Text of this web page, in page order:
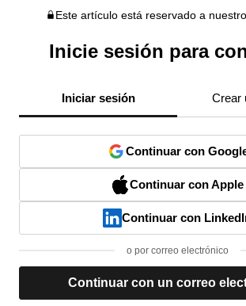
Este artículo está reservado a
Inicie sesión para
Iniciar sesión Crear
Continuar con
Continuar con Apple
Continuar con
o por correo electrónico
Continuar con un correo